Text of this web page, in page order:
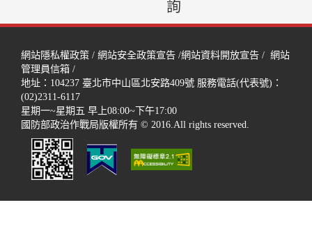
詢
網站隱私權政策 / 網站安全政策宣告 /網站資料開放宣告 / 網站
管理員信箱 /
地址：104237 臺北市中山區北安路409號 服務電話(代表號)：
(02)2311-6117
星期一~星期五 早上08:00~下午17:00
國防部政治作戰局版權所有 © 2016.All rights reserved.